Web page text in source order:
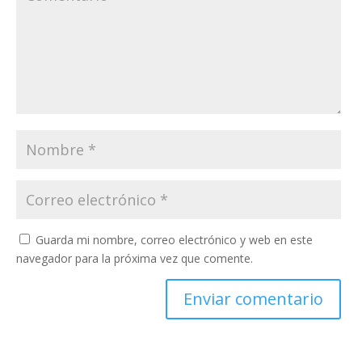
Guarda mi nombre, correo electrónico y web en este
navegador para la próxima vez que comente.